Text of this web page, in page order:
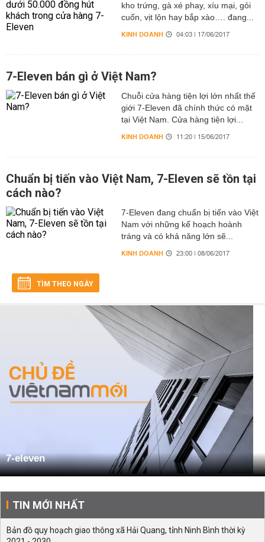
kho trứng, gà xé phay, xíu mại, gỏi
cuốn, vịt lộn hay bắp xào…. đang...
KINH DOANH 04:03 | 17/06/2017
7-Eleven bán gì ở Việt Nam?
Chuỗi cửa hàng tiện lợi lớn nhất thế
giới 7-Eleven đã chính thức có mặt
tại Việt Nam. Cửa hàng tiện lợi...
KINH DOANH 11:20 | 15/06/2017
Chuẩn bị tiến vào Việt Nam, 7-Eleven sẽ tồn tại
cách nào?
7-Eleven đang chuẩn bị tiến vào Việt
Nam với những kế hoạch hoành
tráng và có khả năng lớn sẽ...
KINH DOANH 23:00 | 08/06/2017
TÌM THEO NGÀY
7-eleven
TIN MỚI NHẤT
Bản đồ quy hoạch giao thông xã Hải Quang, tỉnh Ninh Bình thời kỳ